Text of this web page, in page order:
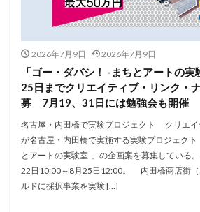
2026年7月9日 2026年7月9日
「ゴー・ダバシ！ -まちとアートの
25日までクリエイティブ・リンク・
募 7月19、31日には勉強会も開催
名古屋・内田橋で実験プロジェクト クリエイ
が名古屋・内田橋で実施する実験プロジェクト
とアートの実験室-」の企画案を募集している
22日10:00～8月25日12:00。 内田橋商店街（
ルドに採択事業を実験 […]